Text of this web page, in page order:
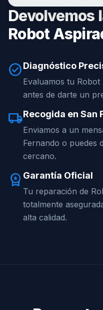
Devolvemos
Robot
check_circleDiagnóstico
Evaluamos tu
antes de darte un
local_shippingRecogida en San
Enviamos a un
Fernando o puedes
cercano.
workspace_premium Garantía Oficial
Tu reparación de
totalmente
alta calidad.